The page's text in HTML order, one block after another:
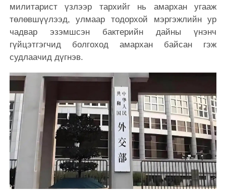
милитарист үзлээр тархийг нь амархан угааж
төлөвшүүлээд, улмаар тодорхой мэргэжлийн ур
чадвар эзэмшсэн бактерийн дайны үнэнч
гүйцэтгэгчид болгоход амархан байсан гэж
судлаачид дүгнэв.